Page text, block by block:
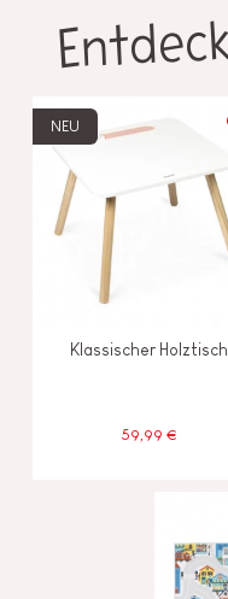
NEU
Klassischer Holztisch
59,99 €